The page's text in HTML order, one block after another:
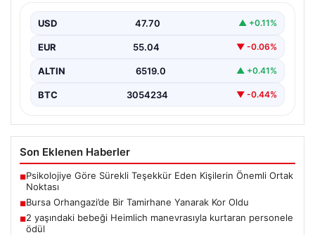
geldi ve bölgedeki birçok noktadan görülebilen
yüksek…
USD 47.70 ▲ +0.11%
EUR 55.04 ▼ -0.06%
ALTIN 6519.0 ▲ +0.41%
BTC 3054234 ▼ -0.44%
Son Eklenen Haberler
■Psikolojiye Göre Sürekli Teşekkür Eden Kişilerin Önemli Ortak
Noktası
■Bursa Orhangazi’de Bir Tamirhane Yanarak Kor Oldu
■2 yaşındaki bebeği Heimlich manevrasıyla kurtaran personele
ödül